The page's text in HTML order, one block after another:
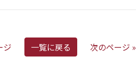
ジ 一覧に戻る 次のページ »